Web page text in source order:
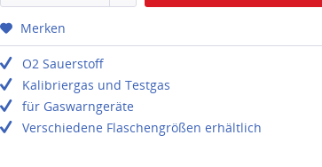
Merken
O2 Sauerstoff
Kalibriergas und Testgas
für Gaswarngeräte
Verschiedene Flaschengrößen erhältlich